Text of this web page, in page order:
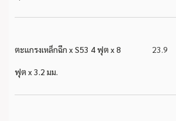
ตะแกรงเหล็กฉีก x S53 4 ฟุต x 8
ฟุต x 3.2 มม.
23.9